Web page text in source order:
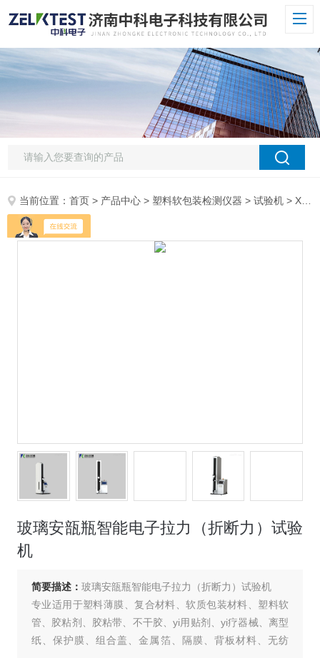
当前位置：首页 > 产品中心 > 塑料软包装检测仪器 >试验机 > XLW-H玻璃安瓿瓶智能电子拉力（折断力）试验机
玻璃安瓿瓶智能电子拉力（折断力）试验
机
简要描述： 玻璃安瓿瓶智能电子拉力（折断力）试验机
专业适用于塑料薄膜、复合材料、软质包装材料、塑料软
管、胶粘剂、胶粘带、不干胶、yi用贴剂、yi疗器械、离型
纸、保护膜、组合盖、金属箔、隔膜、背板材料、无纺